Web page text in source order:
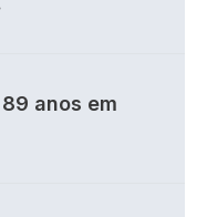
anos em